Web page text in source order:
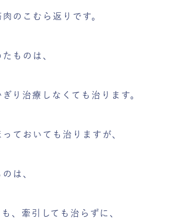
のこむら返りです。
ものは、
り治療しなくても治ります。
ておいても治りますが、
は、
、牽引しても治らずに、